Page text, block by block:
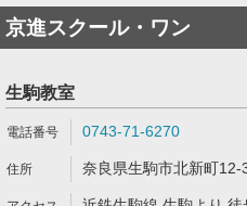
京進スクール・ワン
生駒教室
0743-71-6270
奈良県生駒市北新町